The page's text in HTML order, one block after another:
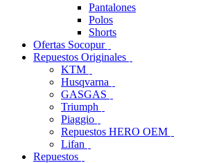
Pantalones
Polos
Shorts
Ofertas Socopur
Repuestos Originales
KTM
Husqvarna
GASGAS
Triumph
Piaggio
Repuestos HERO OEM
Lifan
Repuestos